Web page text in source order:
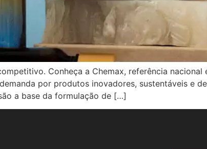
Conheça a Chemax, referência nacional
por produtos inovadores, sustentáveis e
a base da formulação de […]